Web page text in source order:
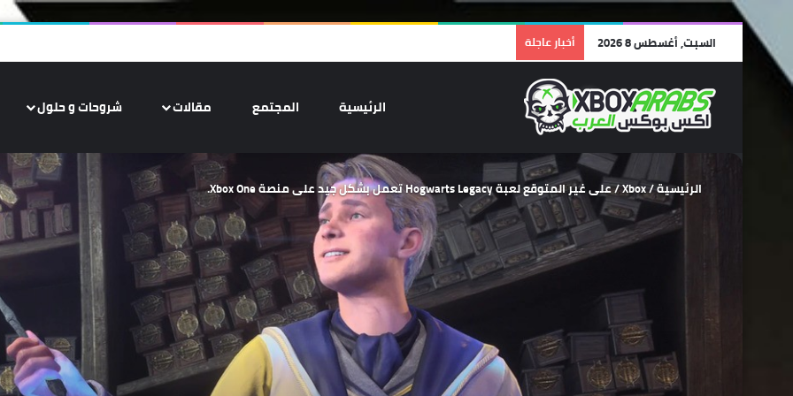
السبت, أغسطس 8 2026 أخبار عاجلة
الرئيسية المجتمع مقالات شروحات و حلول
الرئيسية/
Xbox
/على غير المتوقع لعبة Hogwarts Legacy تعمل بشكل جيد على منصة Xbox One.